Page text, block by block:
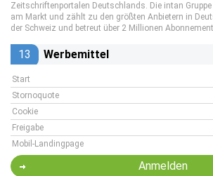
Zeitschriftenportalen Deutschlands. Die intan
am Markt und zählt zu den größten Anbietern in
der Schweiz und betreut über 2 Millionen
13 Werbemittel
Start
Stornoquote
Cookie
Freigabe
Mobil-Landingpage
Anmelden